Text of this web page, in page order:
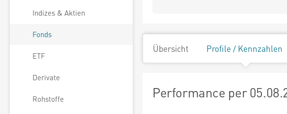
Indizes & Aktien
Fonds
ETF
Derivate
Rohstoffe
Übersicht Profile / Kennzahlen
Performance per